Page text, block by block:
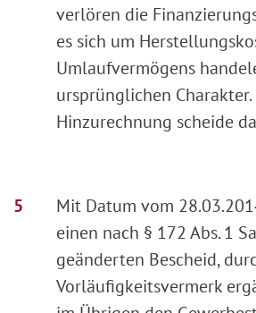
verlören die
es sich um
Umlaufvermögens
ursprünglichen Charakter.
Hinzurechnung scheide
Mit Datum vom
einen nach § 172 Abs. 1
geänderten Bescheid,
Vorläufigkeitsvermerk